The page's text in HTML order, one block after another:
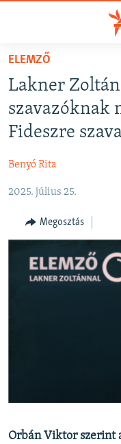
Akadálymentes
Ugrás
fő
oldalra
Ugrás
tartalomjegyzékre
Ugrás
NAPIRENDEN
PODCASTOK
ELEMZŐ
NER15
SZABADON
DEMOKRÁCIA
KÖVESSEN MINKET!
ELEMZŐ
Lakner
szavazóknak
Fideszre
Benyó Rita
2025. július 25.
Megosztás
Orbán Viktor szerint